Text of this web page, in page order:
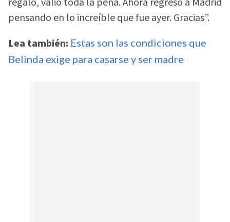
pensando en lo increíble que fue ayer. Gracias”.
Lea también: Estas son las condiciones que
Belinda exige para casarse y ser madre